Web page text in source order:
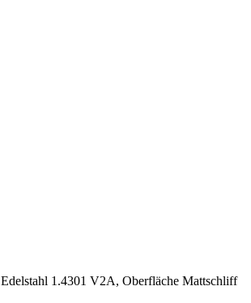
Edelstahl 1.4301 V2A, Oberfläche Mattschliff